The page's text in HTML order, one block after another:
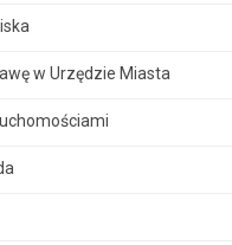
w Urzędzie Miasta